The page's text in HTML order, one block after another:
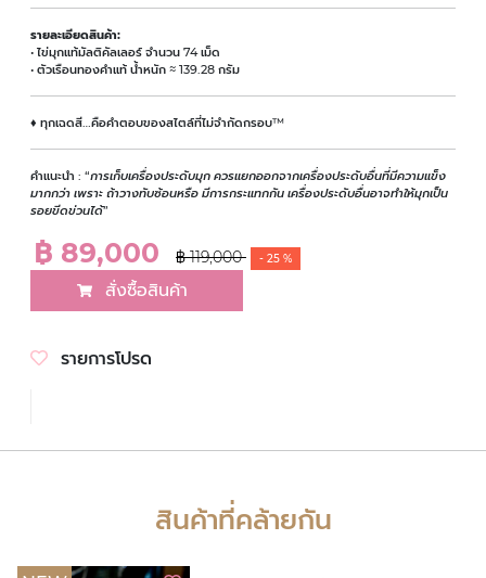
รายละเอียดสินค้า:
• ไข่มุกแท้มัลติคัลเลอร์ จำนวน 74 เม็ด
• ตัวเรือนทองคำแท้ น้ำหนัก ≈ 139.28 กรัม
♦ ทุกเฉดสี…คือคำตอบของสไตล์ที่ไม่จำกัดกรอบ™
คำแนะนำ :
การเก็บเครื่องประดับมุก ควรแยกออกจากเครื่องประดับอื่นที่มีความแข็ง
มากกว่า เพราะ ถ้าวางทับซ้อนหรือ มีการกระแทกกัน เครื่องประดับอื่นอาจทำให้มุกเป็น
รอยขีดข่วนได้
฿ 89,000 ฿ 119,000 - 25 %
สั่งซื้อสินค้า
รายการโปรด
สินค้าที่คล้ายกัน